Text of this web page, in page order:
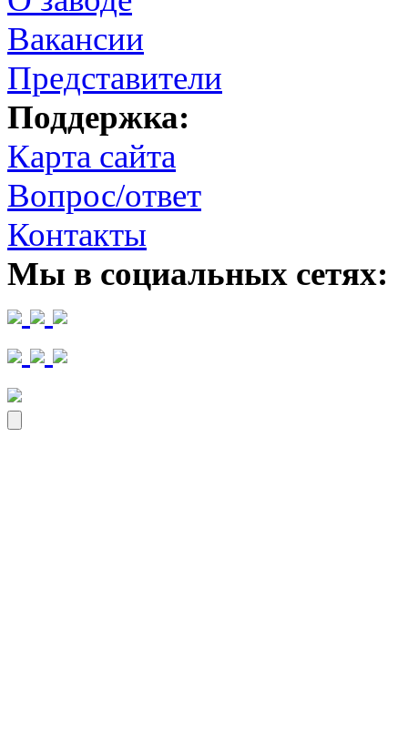
Вакансии
Представители
Поддержка:
Карта сайта
Вопрос/ответ
Контакты
Мы в социальных сетях: